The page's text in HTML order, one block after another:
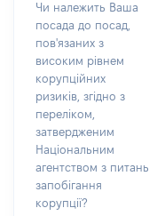
Чи належить Ваша
посада до посад,
пов'язаних з
високим рівнем
корупційних
ризиків, згідно з
переліком,
затвердженим
Національним
агентством з питань
запобігання
корупції?